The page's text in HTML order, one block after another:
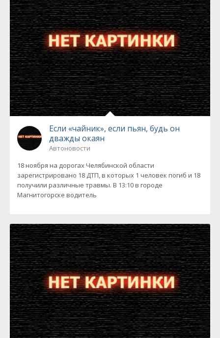
Если «чайник», если пьян, будь он
дважды окаян
Автоновости
18 ноября на дорогах Челябинской области
зарегистрировано 18 ДТП, в которых 1 человек погиб и 18
получили различные травмы. В 13:10 в городе
Магнитогорске водитель